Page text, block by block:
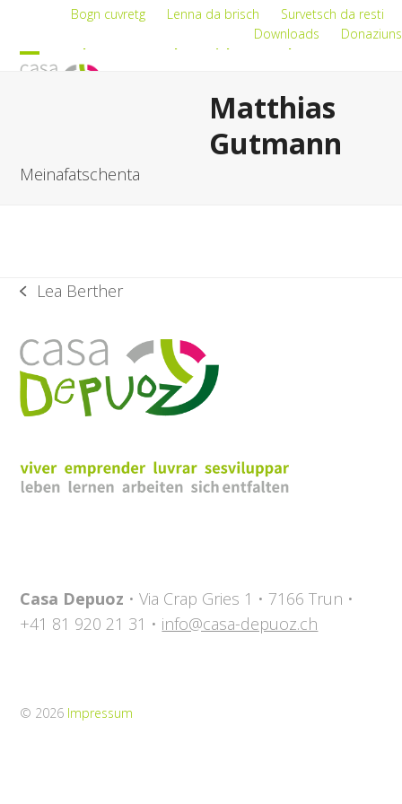
content
Bogn cuvretg Lenna da brisch
Survetsch da resti
Downloads
Donaziuns
Deutsch
Romontsch Leichte Sprache
Open
Close
Matthias
Gutmann
Meinafatschenta
previous
Lea Berther
Casa Depuoz • Via Crap Gries 1 • 7166 Trun •
+41 81 920 21 31 • info@casa-depuoz.ch
© 2026 Impressum